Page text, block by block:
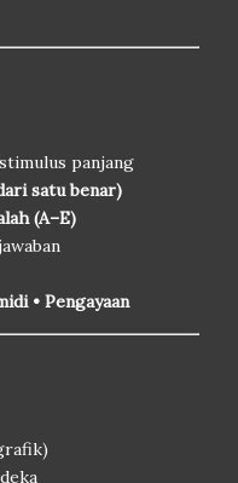
panjang
satu benar)
(A–E)
• Pengayaan